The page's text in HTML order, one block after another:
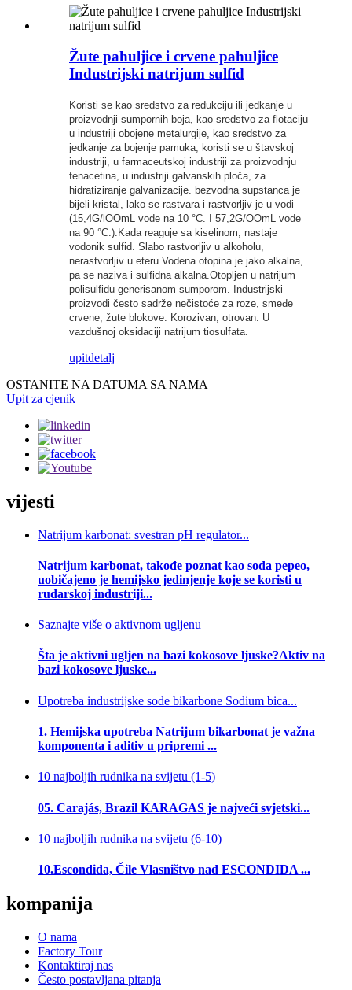
Žute pahuljice i crvene pahuljice
Industrijski natrijum sulfid
Koristi se kao sredstvo za redukciju ili jedkanje u
proizvodnji sumpornih boja, kao sredstvo za flotaciju
u industriji obojene metalurgije, kao sredstvo za
jedkanje za bojenje pamuka, koristi se u štavskoj
industriji, u farmaceutskoj industriji za proizvodnju
fenacetina, u industriji galvanskih ploča, za
hidratiziranje galvanizacije. bezvodna supstanca je
bijeli kristal, lako se rastvara i rastvorljiv je u vodi
(15,4G/lOOmL vode na 10 °C. I 57,2G/OOmL vode
na 90 °C.).Kada reaguje sa kiselinom, nastaje
vodonik sulfid. Slabo rastvorljiv u alkoholu,
nerastvorljiv u eteru.Vodena otopina je jako alkalna,
pa se naziva i sulfidna alkalna.Otopljen u natrijum
polisulfidu generisanom sumporom. Industrijski
proizvodi često sadrže nečistoće za roze, smeđe
crvene, žute blokove. Korozivan, otrovan. U
vazdušnoj oksidaciji natrijum tiosulfata.
upitdetalj
OSTANITE NA DATUMA SA NAMA
Upit za cjenik
vijesti
Natrijum karbonat: svestran pH regulator...
Natrijum karbonat, takođe poznat kao soda pepeo,
uobičajeno je hemijsko jedinjenje koje se koristi u
rudarskoj industriji...
Saznajte više o aktivnom ugljenu
Šta je aktivni ugljen na bazi kokosove ljuske?Aktiv na
bazi kokosove ljuske...
Upotreba industrijske sode bikarbone Sodium bica...
1. Hemijska upotreba Natrijum bikarbonat je važna
komponenta i aditiv u pripremi ...
10 najboljih rudnika na svijetu (1-5)
05. Carajás, Brazil KARAGAS je najveći svjetski...
10 najboljih rudnika na svijetu (6-10)
10.Escondida, Čile Vlasništvo nad ESCONDIDA ...
kompanija
O nama
Factory Tour
Kontaktiraj nas
Često postavljana pitanja